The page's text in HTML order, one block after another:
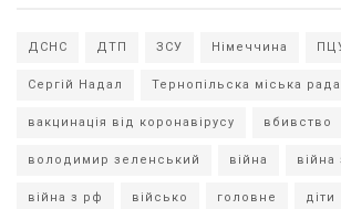
ДСНС ДТП ЗСУ Німеччина
Сергій Надал Тернопільска міська рада
вакцинація від коронавірусу вбивство
володимир зеленський війна війна
війна з рф військо головне діти